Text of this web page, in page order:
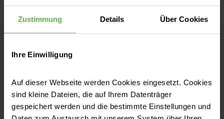
Zustimmung Details Über Cookies
Ihre Einwilligung
Auf dieser Webseite werden Cookies eingesetzt. Cookies
sind kleine Dateien, die auf Ihrem Datenträger
gespeichert werden und die bestimmte Einstellungen und
Jahre alter Patient einen schweren
kardiogenen Schock. Als absoluter Notfall
wurde er in die Helios Klinik für Herzchirurgie